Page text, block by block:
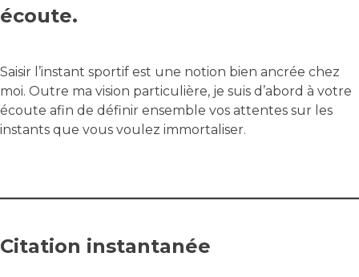
écoute.
Saisir l’instant sportif est une notion bien ancrée chez
moi. Outre ma vision particulière, je suis d’abord à votre
écoute afin de définir ensemble vos attentes sur les
instants que vous voulez immortaliser.
Citation instantanée